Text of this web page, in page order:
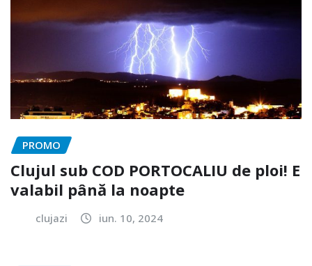
PROMO
Clujul sub COD PORTOCALIU de ploi! E
valabil până la noapte
clujazi iun. 10, 2024